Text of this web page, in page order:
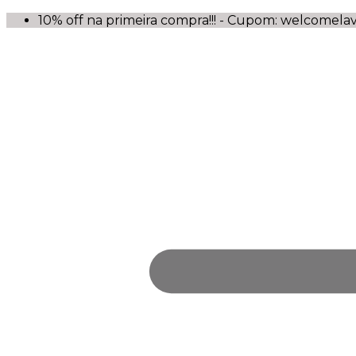
10% off na primeira compra!!! - Cupom: